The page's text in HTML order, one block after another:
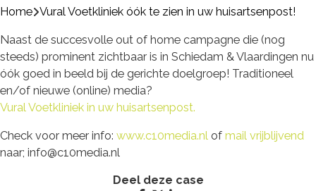
Home Vural Voetkliniek óók te zien in uw huisartsenpost!
Naast de succesvolle out of home campagne die (nog
steeds) prominent zichtbaar is in Schiedam & Vlaardingen nu
óók goed in beeld bij de gerichte doelgroep! Traditioneel
en/of nieuwe (online) media?
Vural Voetkliniek in uw huisartsenpost.
Check voor meer info: www.c10media.nl of mail vrijblijvend
naar; info@c10media.nl
Deel deze case